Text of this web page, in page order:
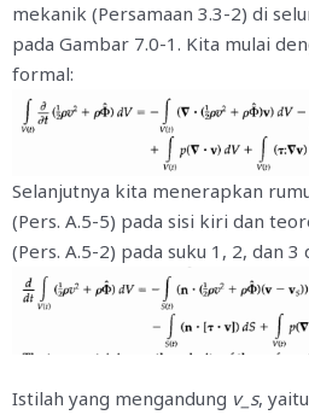
mekanik (Persamaan 3.3-2) di
pada Gambar 7.0-1. Kita mulai
formal:
Selanjutnya kita menerapkan
(Pers. A.5-5) pada sisi kiri dan
(Pers. A.5-2) pada suku 1, 2, dan 3
Istilah yang mengandung v_s,